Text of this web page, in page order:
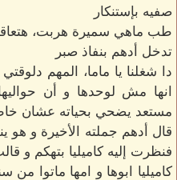
صفيه بإستنكار
طب ماهي سميرة هربت،
تدخل أدهم بنفاذ صبر
دا شغلنا يا ماما، المهم
انها مش لوحدها و أن
مستعد يضحي بحياته عشان
قال أدهم جملته الأخيرة و هو
فنظرت إليه كاميليا بتهكم و
كاميليا ابوها و امها ماتوا